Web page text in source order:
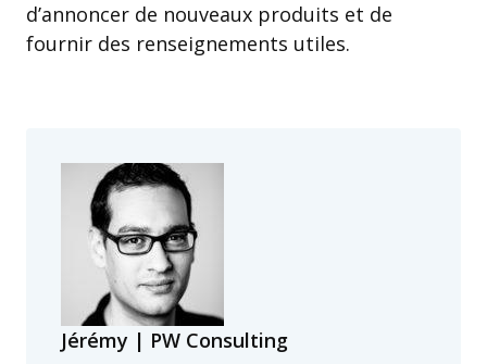
d’annoncer de nouveaux produits et de
fournir des renseignements utiles.
Jérémy | PW Consulting